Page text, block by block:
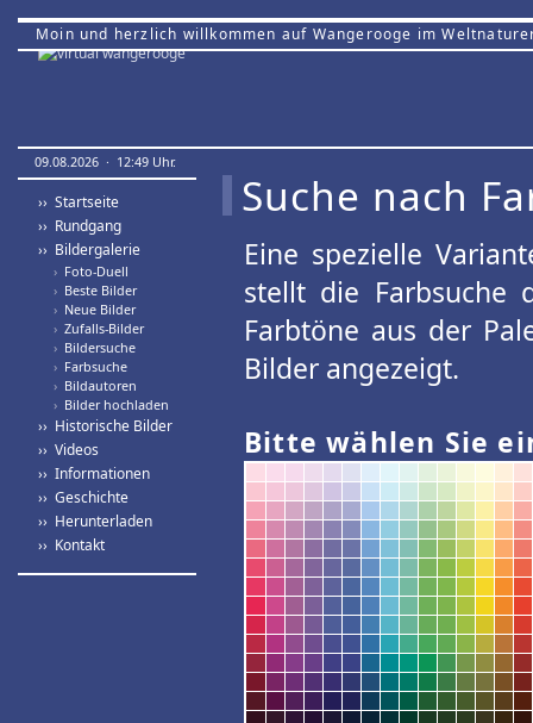
Moin und herzlich willkommen auf Wangerooge im
09.08.2026 · 12:49 Uhr.
›› Startseite
›› Rundgang
›› Bildergalerie
› Foto-Duell
› Beste Bilder
› Neue Bilder
› Zufalls-Bilder
› Bildersuche
› Farbsuche
› Bildautoren
› Bilder hochladen
›› Historische Bilder
›› Videos
›› Informationen
›› Geschichte
›› Herunterladen
›› Kontakt
Suche nach
Eine spezielle
stellt die Farbsuche
Farbtöne aus der
Bilder angezeigt.
Bitte wählen Sie